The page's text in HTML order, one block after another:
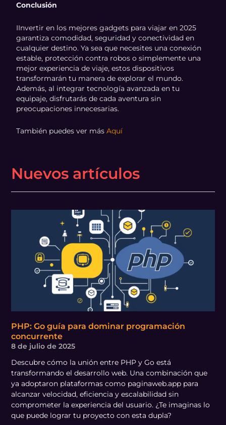
Conclusión
IInvertir en los mejores gadgets para viajar en 2025
garantiza comodidad, seguridad y conectividad en
cualquier destino. Ya sea que necesites una conexión
estable, protección contra robos o simplemente una
mejor experiencia de viaje, estos dispositivos
transformarán tu manera de explorar el mundo.
Además, al integrar tecnología avanzada en tu
equipaje, disfrutarás de cada aventura sin
preocupaciones innecesarias.
También puedes ver másAquí
Nuevos artículos
PHP: Go guía para dominar programación
concurrente
8 de julio de 2025
Descubre cómo la unión entre PHP y Go está
transformando el desarrollo web. Una combinación que
ya adoptaron plataformas como paginaweb.app para
alcanzar velocidad, eficiencia y escalabilidad sin
comprometer la experiencia del usuario. ¿Te imaginas lo
que puede lograr tu proyecto con esta dupla?